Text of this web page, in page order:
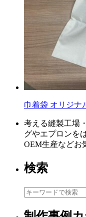
巾着袋 オリジナ
考える縫製工場
グやエプロンを
OEM生産などお
検索